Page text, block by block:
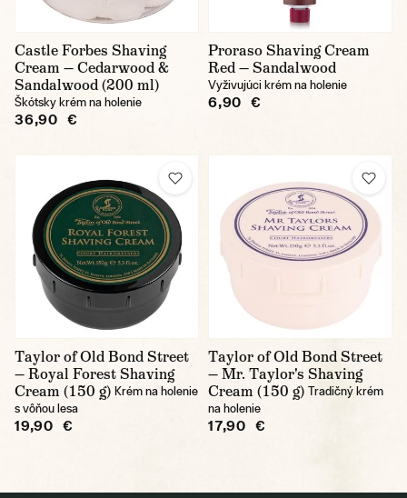
Castle Forbes Shaving
Cream — Cedarwood &
Sandalwood (200 ml)
Škótsky krém na holenie
36,90 €
Proraso Shaving Cream
Red — Sandalwood
Vyživujúci krém na holenie
6,90 €
Taylor of Old Bond Street
— Royal Forest Shaving
Cream (150 g) Krém na holenie
s vôňou lesa
19,90 €
Taylor of Old Bond Street
— Mr. Taylor's Shaving
Cream (150 g) Tradičný krém
na holenie
17,90 €